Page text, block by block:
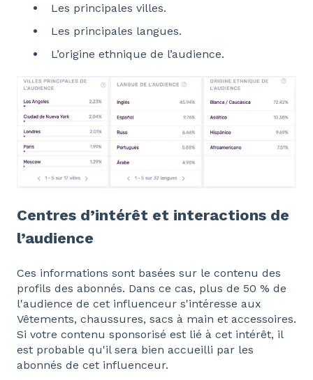
Les principales villes.
Les principales langues.
L’origine ethnique de l’audience.
Centres d’intérêt et interactions de
l’audience
Ces informations sont basées sur le contenu des
profils des abonnés. Dans ce cas, plus de 50 % de
l'audience de cet influenceur s'intéresse aux
Vêtements, chaussures, sacs à main et accessoires.
Si votre contenu sponsorisé est lié à cet intérêt, il
est probable qu'il sera bien accueilli par les
abonnés de cet influenceur.